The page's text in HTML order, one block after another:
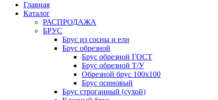
Главная
Каталог
РАСПРОДАЖА
БРУС
Брус из сосны и ели
Брус обрезной
Брус обрезной ГОСТ
Брус обрезной Т/У
Обрезной брус 100х100
Брус осиновый
Брус строганный (сухой)